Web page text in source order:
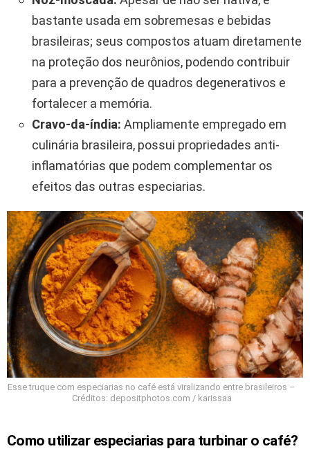
bastante usada em sobremesas e bebidas
brasileiras; seus compostos atuam diretamente
na proteção dos neurônios, podendo contribuir
para a prevenção de quadros degenerativos e
fortalecer a memória.
Cravo-da-índia: Ampliamente empregado em
culinária brasileira, possui propriedades anti-
inflamatórias que podem complementar os
efeitos das outras especiarias.
Esse truque com especiarias no café está viralizando entre brasileiros –
Créditos: depositphotos.com / karissaa
Como utilizar especiarias para turbinar o café?